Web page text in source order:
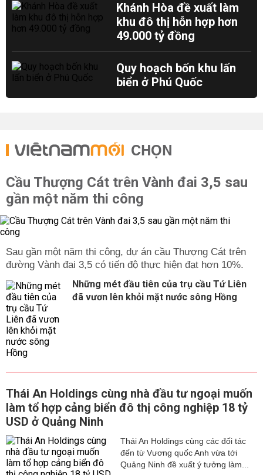
Khánh Hòa đề xuất làm
khu đô thị hỗn hợp hơn
49.000 tỷ đồng
Quy hoạch bốn khu lấn
biển ở Phú Quốc
CHỌN
Cầu Thượng Cát trên Vành đai 3,5 sau
gần một năm thi công
Sau gần một năm thi công, dự án cầu Thượng Cát trên
đường Vành đai 3,5 có tiến độ thực hiện đạt hơn 10%.
Những mét đầu tiên của trụ cầu Tứ Liên
đã vươn lên khỏi mặt nước sông Hồng
Thái An Holdings cùng nhà đầu tư ngoại muốn
làm tổ hợp cảng biển đô thị công nghiệp 18 tỷ
USD ở Quảng Ninh
Thái An Holdings cùng các đối tác
đến từ Vương quốc Anh vừa tới
Quảng Ninh đề xuất ý tưởng làm...